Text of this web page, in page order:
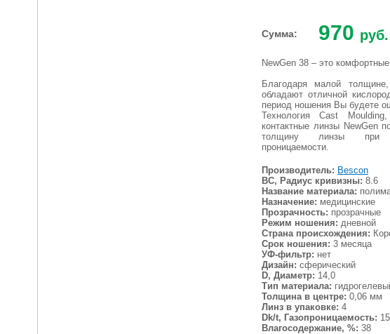
Сумма: 970 руб.
NewGen 38 – это
Благодаря малой
обладают отличной
период ношения Вы будете
Технология Cast
контактные линзы NewGen
толщину линзы при
проницаемости.
Производитель: Bescon
BC, Радиус кривизны: 8.6
Название материала:
Назначение: медицинские
Прозрачность: прозрачные
Режим ношения: дневной
Страна происхождения:
Срок ношения: 3 месяца
УФ-фильтр: нет
Дизайн: сферический
D, Диаметр: 14,0
Тип материала:
Толщина в центре: 0,06 мм
Линз в упаковке: 4
Dk/t, Газопроницаемость:
Влагосодержание, %: 38